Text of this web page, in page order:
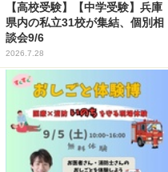
【高校受験】【中学受験】兵庫
県内の私立31校が集結、個別相
談会9/6
2026.7.28